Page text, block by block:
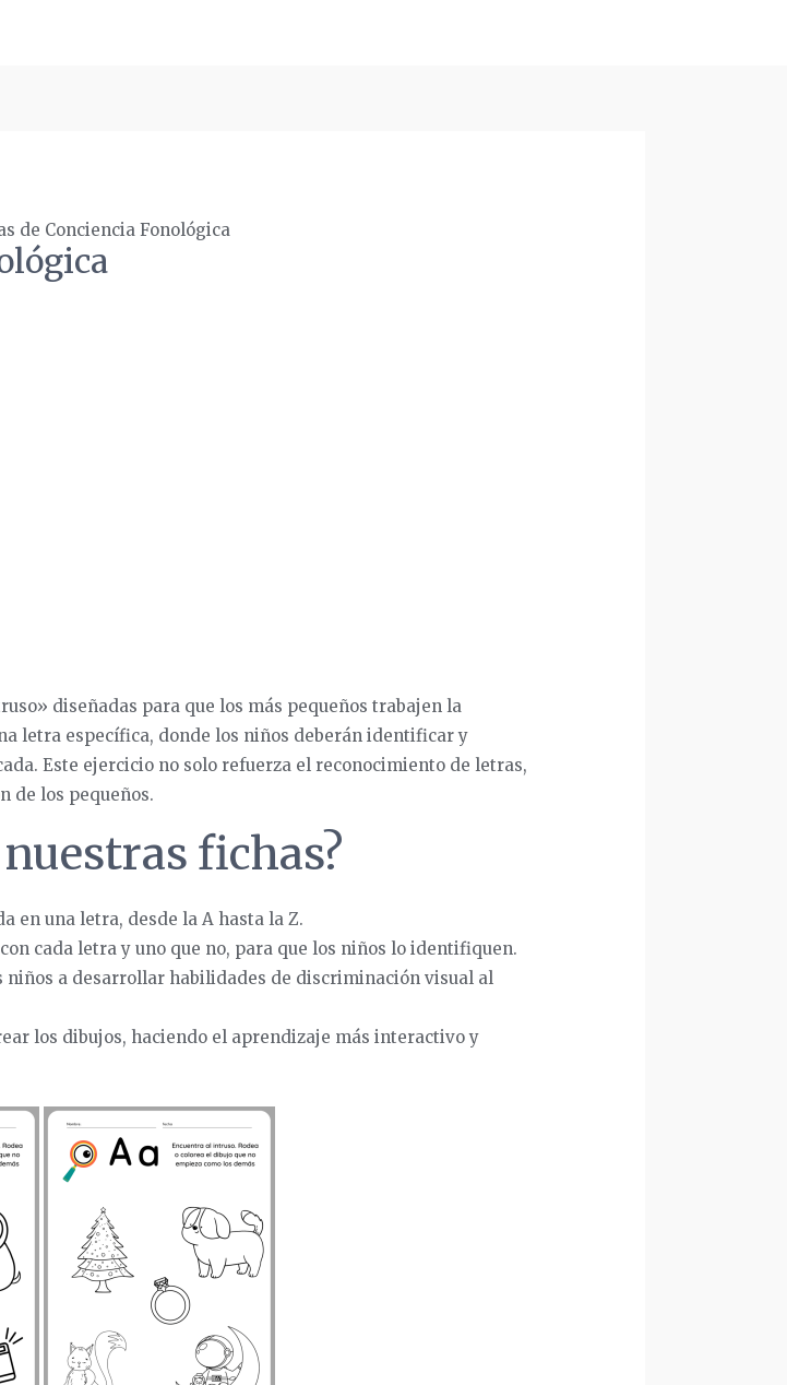
de Conciencia Fonológica
diseñadas para que los más pequeños trabajen la
letra específica, donde los niños deberán identificar y
Este ejercicio no solo refuerza el reconocimiento de letras,
de los pequeños.
fichas?
en una letra, desde la A hasta la Z.
cada letra y uno que no, para que los niños lo identifiquen.
niños a desarrollar habilidades de discriminación visual al
los dibujos, haciendo el aprendizaje más interactivo y